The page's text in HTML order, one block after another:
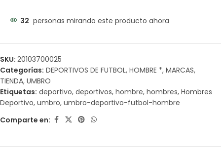
32 personas mirando este producto ahora
SKU: 20103700025
Categorías: DEPORTIVOS DE FUTBOL, HOMBRE *, MARCAS,
TIENDA, UMBRO
Etiquetas: deportivo, deportivos, hombre, hombres, Hombres
Deportivo, umbro, umbro-deportivo-futbol-hombre
Comparte en: